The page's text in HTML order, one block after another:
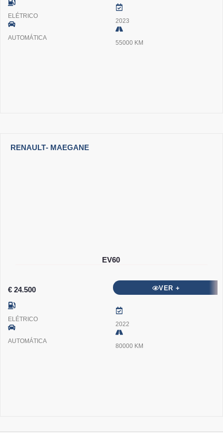
ELÉTRICO
AUTOMÁTICA
2023
55000 KM
RENAULT- MAEGANE
EV60
€ 24.500 VER +
ELÉTRICO
AUTOMÁTICA
2022
80000 KM